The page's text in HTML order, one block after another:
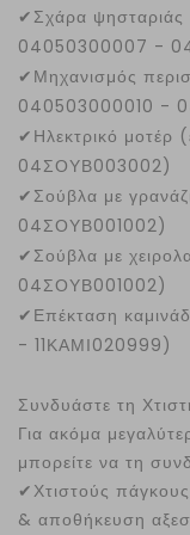
✔ Σχάρα
04050300007 -
✔ Μηχανισμός
040503000010 -
✔ Ηλεκτρικό
04ΣΟΥΒ003002)
✔ Σούβλα με
04ΣΟΥΒ001002)
✔ Σούβλα με
04ΣΟΥΒ001002)
✔ Επέκταση
- 11ΚΑΜΙ020999)
Συνδυάστε τη
Για ακόμα
μπορείτε να τη
✔Χτιστούς
& αποθήκευση